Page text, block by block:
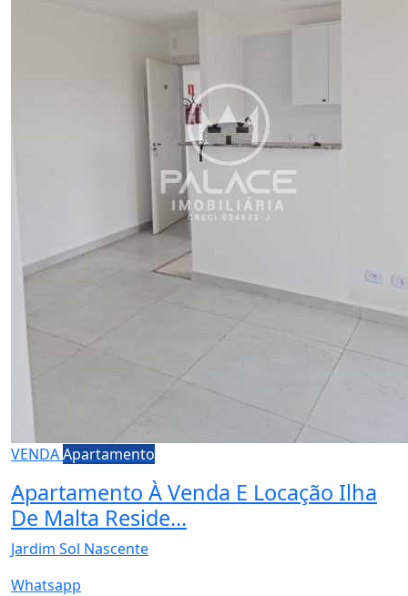
VENDAApartamento
Apartamento À Venda E Locação Ilha
De Malta Reside...
Jardim Sol Nascente
Whatsapp